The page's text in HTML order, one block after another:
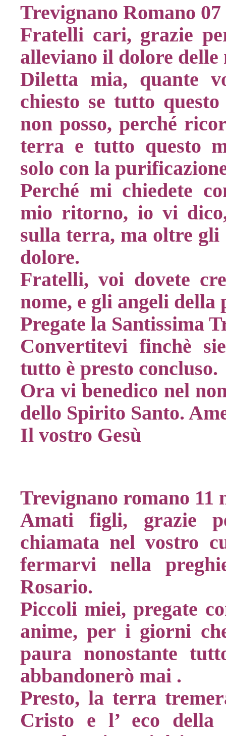
Trevignano Romano
Fratelli cari, grazie
alleviano il dolore delle
Diletta mia, quante
chiesto se tutto
non posso, perché
terra e tutto questo
solo con la
Perché mi chiedete
mio ritorno, io vi
sulla terra, ma oltre gli
dolore.
Fratelli, voi dovete
nome, e gli angeli della
Pregate la Santissima
Convertitevi finchè
tutto è presto concluso.
Ora vi benedico nel
dello Spirito Santo.
Il vostro Gesù
Trevignano romano 11
Amati figli, grazie
chiamata nel vostro
fermarvi nella
Rosario.
Piccoli miei, pregate
anime, per i giorni
paura nonostante
abbandonerò mai .
Presto, la terra
Cristo e l’ eco della